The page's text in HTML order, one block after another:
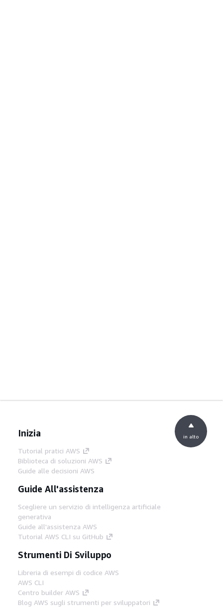
Inizia
Tutorial pratici AWS
Biblioteca di soluzioni AWS
Guide alle decisioni AWS
Guide All'assistenza
Scegliere un servizio di intelligenza artificiale
generativa
Guide all'assistenza AWS
Tutorial AWS CLI su GitHub
Strumenti Di Sviluppo
Libreria di esempi di codice AWS
AWS CLI
Centro builder AWS
Blog AWS sugli strumenti per sviluppatori
in alto